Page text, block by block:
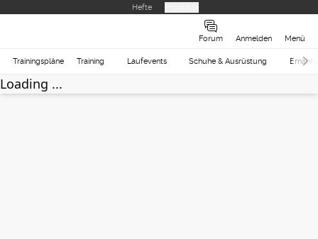
Hefte
Forum Anmelden Menü
Trainingspläne Training Laufevents Schuhe & Ausrüstung
Loading ...